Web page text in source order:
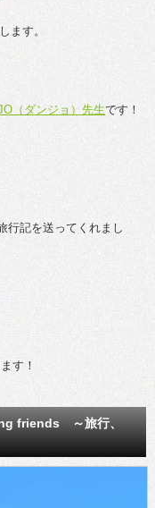
ます。
（ダンジョ）先生です！
行記を送ってくれまし
す！
friends ～旅行、